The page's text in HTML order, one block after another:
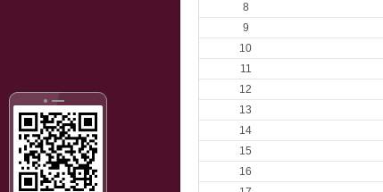
8
9
10
11
12
13
14
15
16